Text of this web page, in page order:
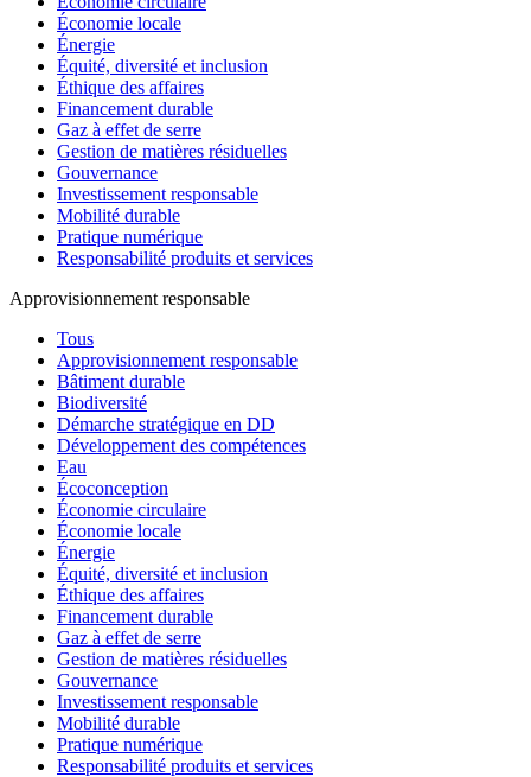
Économie locale
Énergie
Équité, diversité et inclusion
Éthique des affaires
Financement durable
Gaz à effet de serre
Gestion de matières résiduelles
Gouvernance
Investissement responsable
Mobilité durable
Pratique numérique
Responsabilité produits et services
Approvisionnement responsable
Tous
Approvisionnement responsable
Bâtiment durable
Biodiversité
Démarche stratégique en DD
Développement des compétences
Eau
Écoconception
Économie circulaire
Économie locale
Énergie
Équité, diversité et inclusion
Éthique des affaires
Financement durable
Gaz à effet de serre
Gestion de matières résiduelles
Gouvernance
Investissement responsable
Mobilité durable
Pratique numérique
Responsabilité produits et services